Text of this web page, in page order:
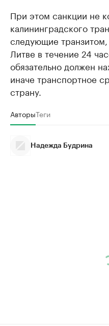
При этом санкции не
калининградского
следующие транзитом,
Литве в течение 24
обязательно должен
иначе транспортное
страну.
АвторыТеги
Надежда Будрина